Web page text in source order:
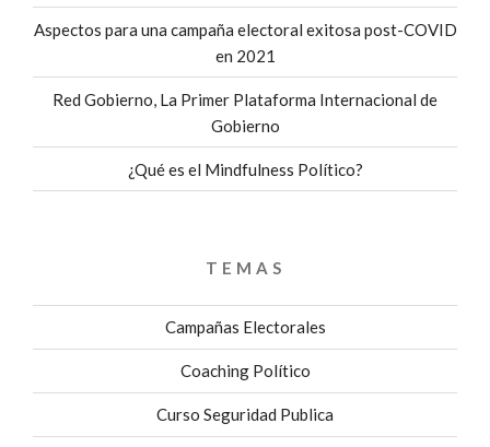
Aspectos para una campaña electoral exitosa post-COVID
en 2021
Red Gobierno, La Primer Plataforma Internacional de
Gobierno
¿Qué es el Mindfulness Político?
TEMAS
Campañas Electorales
Coaching Político
Curso Seguridad Publica